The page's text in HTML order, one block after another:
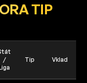
TIP
/
Tip Vklad